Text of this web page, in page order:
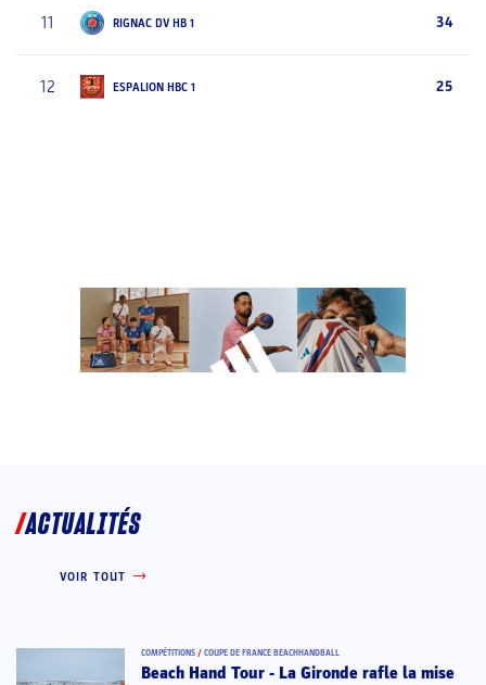
11 RIGNAC DV HB 1 34
12 ESPALION HBC 1 25
ACTUALITÉS
VOIR TOUT
COMPÉTITIONS / COUPE DE FRANCE BEACHHANDBALL
Beach Hand Tour - La Gironde rafle la mise